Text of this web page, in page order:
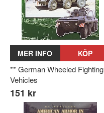
MER INFO KÖP
** German Wheeled Fighting
Vehicles
151 kr